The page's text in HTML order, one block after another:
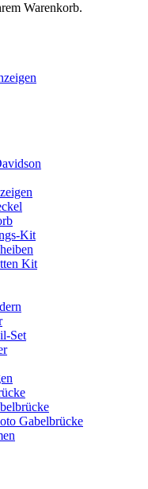
Warenkorb.
Kit
Kit
Set
Gabelbrücke